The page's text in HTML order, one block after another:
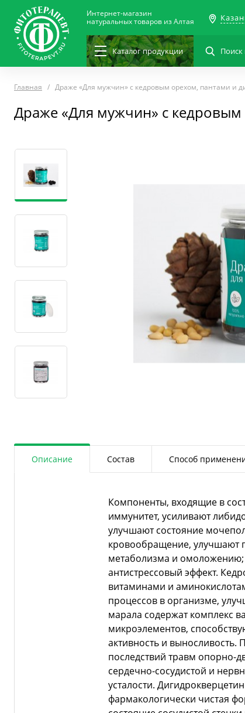
Интернет-магазин
натуральных товаров из Алтая
Каталогпродукции
Главная Драже «Для мужчин» с кедровым орехом, пантами и
Драже «Для мужчин» с
Описание Состав Способ
Компоненты, входящие в
иммунитет, усиливают
улучшают состояние
кровообращение, улучшают
метаболизма и омоложению;
антистрессовый эффект.
витаминами и
процессов в организме,
марала содержат комплекс
микроэлементов,
активность и выносливость.
последствий травм опорно-
сердечно-сосудистой и
усталости.
фармакологически чистая